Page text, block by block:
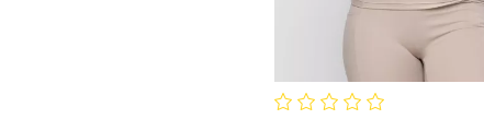
COMPRAR